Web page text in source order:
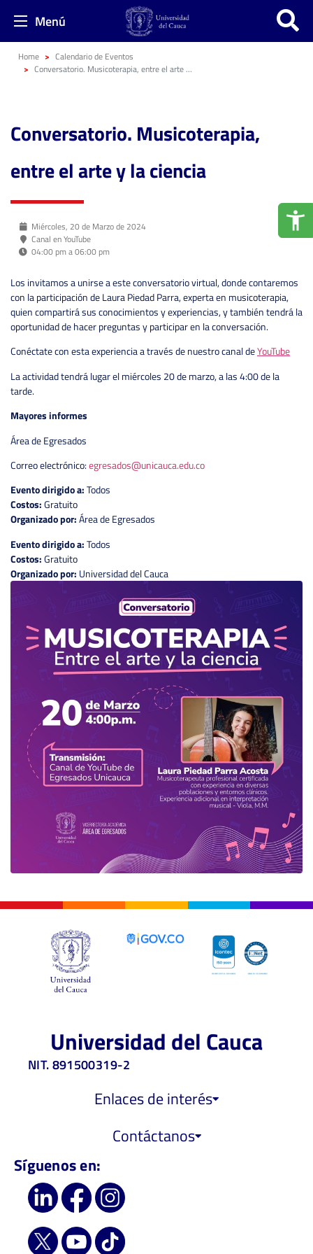
Menú
Home
Calendario de Eventos
Conversatorio. Musicoterapia, entre el arte y la ciencia
Conversatorio. Musicoterapia,
entre el arte y la ciencia
Miércoles, 20 de Marzo de 2024
Canal en YouTube
04:00 pm a 06:00 pm
Los invitamos a unirse a este conversatorio virtual, donde contaremos
con la participación de Laura Piedad Parra, experta en musicoterapia,
quien compartirá sus conocimientos y experiencias, y también tendrá la
oportunidad de hacer preguntas y participar en la conversación.
Conéctate con esta experiencia a través de nuestro canal deYouTube
La actividad tendrá lugar el miércoles 20 de marzo, a las 4:00 de la
tarde.
Mayores informes
Área de Egresados
Correo electrónico:egresados@unicauca.edu.co
Evento dirigido a:Todos
Costos:Gratuito
Organizado por:Área de Egresados
Evento dirigido a:Todos
Costos:Gratuito
Organizado por: Universidad del Cauca
Universidad del Cauca
NIT. 891500319-2
Enlaces de interés
Contáctanos
Síguenos en: